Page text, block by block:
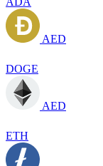
AED
DOGE
AED
ETH